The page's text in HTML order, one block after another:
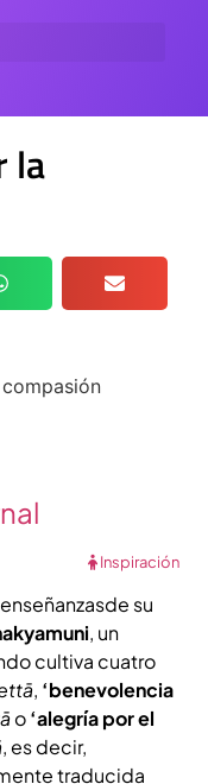
la
Inspiración
su
, un
cultiva cuatro
, ‘benevolencia
o‘alegría por el
, es decir,
traducida